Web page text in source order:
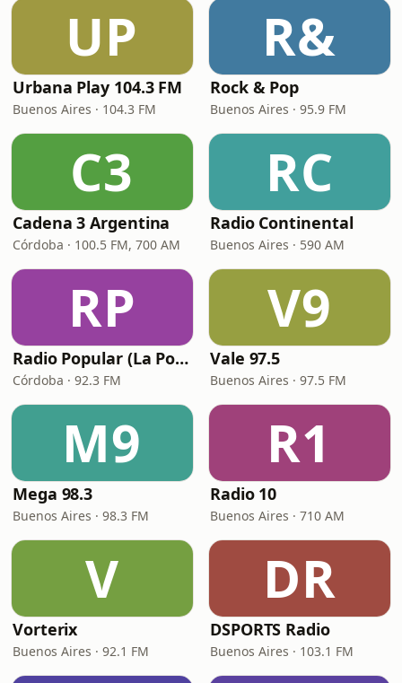
UP
Urbana Play 104.3 FM
Buenos Aires · 104.3 FM
R&
Rock & Pop
Buenos Aires · 95.9 FM
C3
Cadena 3 Argentina
Córdoba · 100.5 FM, 700 AM
RC
Radio Continental
Buenos Aires · 590 AM
RP
Radio Popular (La Popu)
Córdoba · 92.3 FM
V9
Vale 97.5
Buenos Aires · 97.5 FM
M9
Mega 98.3
Buenos Aires · 98.3 FM
R1
Radio 10
Buenos Aires · 710 AM
V
Vorterix
Buenos Aires · 92.1 FM
DR
DSPORTS Radio
Buenos Aires · 103.1 FM